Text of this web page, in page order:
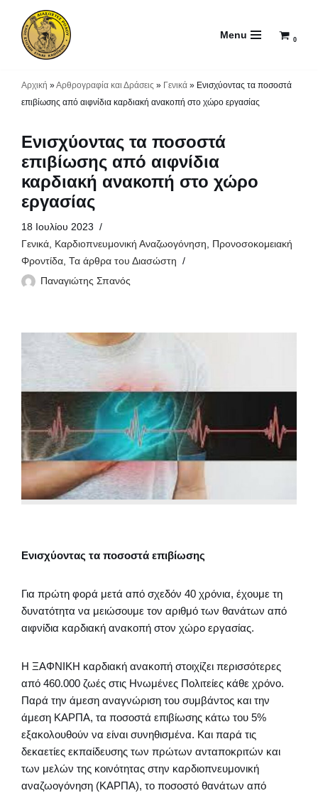
Μεταπηδήστε
Menu 0
Αρχική »Αρθρογραφία και Δράσεις » Γενικά » Ενισχύοντας τα ποσοστά
επιβίωσης από αιφνίδια καρδιακή ανακοπή στο χώρο εργασίας
Ενισχύοντας τα ποσοστά
επιβίωσης από αιφνίδια
καρδιακή ανακοπή στο χώρο
εργασίας
18 Ιουλίου 2023
Γενικά, Καρδιοπνευμονική Αναζωογόνηση, Προνοσοκομειακή
Φροντίδα, Τα άρθρα του Διασώστη
Παναγιώτης Σπανός
Ενισχύοντας τα ποσοστά επιβίωσης
Για πρώτη φορά μετά από σχεδόν 40 χρόνια, έχουμε τη
δυνατότητα να μειώσουμε τον αριθμό των θανάτων από
αιφνίδια καρδιακή ανακοπή στον χώρο εργασίας.
Η ΞΑΦΝΙΚΗ καρδιακή ανακοπή στοιχίζει περισσότερες
από 460.000 ζωές στις Ηνωμένες Πολιτείες κάθε χρόνο.
Παρά την άμεση αναγνώριση του συμβάντος και την
άμεση ΚΑΡΠΑ, τα ποσοστά επιβίωσης κάτω του 5%
εξακολουθούν να είναι συνηθισμένα. Και παρά τις
δεκαετίες εκπαίδευσης των πρώτων ανταποκριτών και
των μελών της κοινότητας στην καρδιοπνευμονική
αναζωογόνηση (ΚΑΡΠΑ), το ποσοστό θανάτων από